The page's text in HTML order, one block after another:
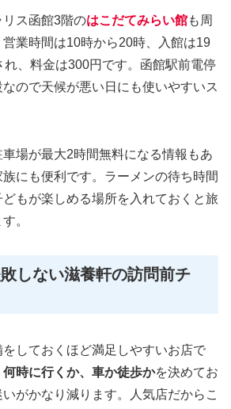
ス函館3階のはこだてみらい館も周
業時間は10時から20時、入館は19
れ、料金は300円です。函館駅前電停
ので天候が悪い日にも使いやすいス
場が最大2時間無料になる情報もあ
にも便利です。ラーメンの待ち時間
もが楽しめる場所を入れておくと旅
。
しない滋養軒の訪問前チ
しておくほど満足しやすいお店で
時に行くか、車か徒歩かを決めてお
がかなり減ります。人気店だからこ